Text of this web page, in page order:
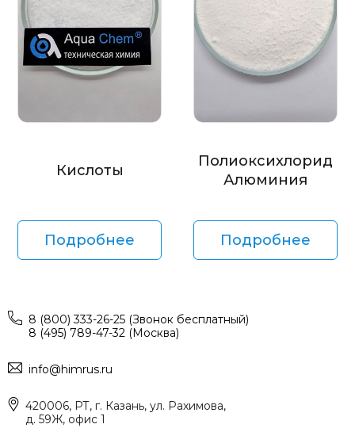
Кислоты
Подробнее
Полиоксихлорид
Алюминия
Подробнее
8 (800) 333-26-25 (Звонок бесплатный)
8 (495) 789-47-32 (Москва)
info@himrus.ru
420006, РТ, г. Казань, ул. Рахимова,
д. 59Ж, офис 1